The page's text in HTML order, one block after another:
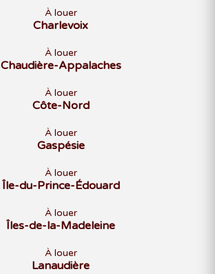
À louer
Charlevoix
À louer
Chaudière-Appalaches
À louer
Côte-Nord
À louer
Gaspésie
À louer
Île-du-Prince-Édouard
À louer
Îles-de-la-Madeleine
À louer
Lanaudière